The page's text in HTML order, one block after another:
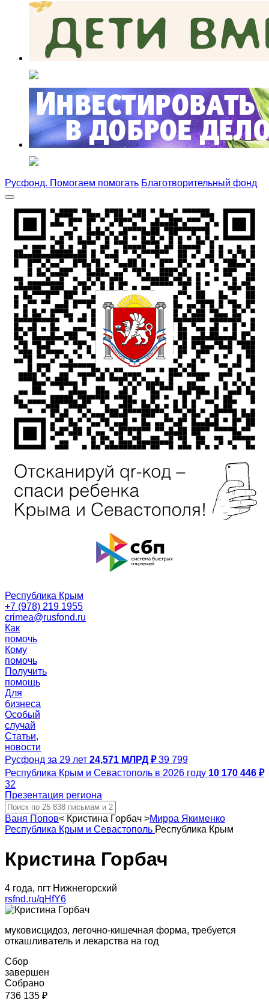
Русфонд. Помогаем помогать Благотворительный фонд
Республика Крым
+7 (978) 219 1955
crimea@rusfond.ru
Как
помочь
Кому
помочь
Получить
помощь
Для
бизнеса
Особый
случай
Статьи,
новости
Русфонд за 29 лет 24,571 МЛРД ₽ 39 799
Республика Крым и Севастополь в 2026 году 10 170 446 ₽
32
Презентация региона
Ваня Попов< Кристина Горбач >Мирра Якименко
Республика Крым и Севастополь Республика Крым
Кристина Горбач
4 года, пгт Нижнегорский
rsfnd.ru/qHfY6
муковисцидоз, легочно-кишечная форма, требуется
откашливатель и лекарства на год
Сбор
завершен
Собрано
736 135 ₽